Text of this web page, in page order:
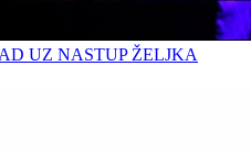
UZ NASTUP ŽELJKA